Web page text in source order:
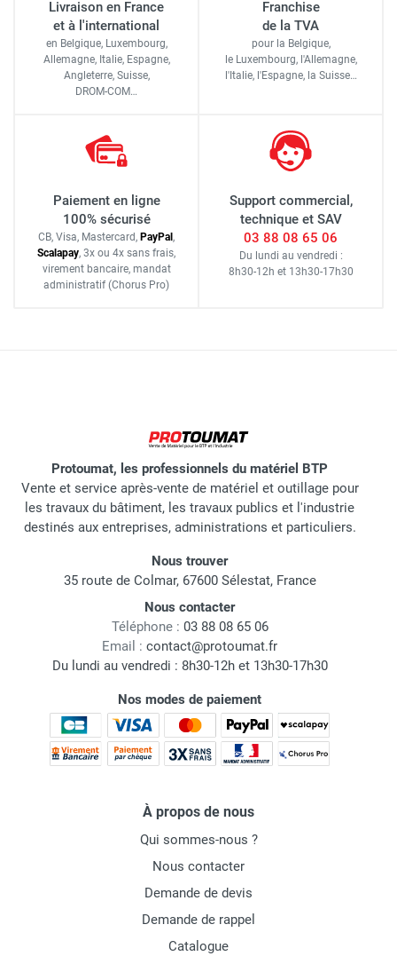
Livraison en France
et à l'international
en Belgique, Luxembourg,
Allemagne, Italie, Espagne,
Angleterre, Suisse,
DROM-COM…
Franchise
de la TVA
pour la Belgique,
le Luxembourg, l'Allemagne,
l'Italie, l'Espagne, la Suisse…
Paiement en ligne
100% sécurisé
CB, Visa, Mastercard, PayPal ,
Scalapay, 3x ou 4x sans frais,
virement bancaire, mandat
administratif (Chorus Pro)
Support commercial,
technique et SAV
03 88 08 65 06
Du lundi au vendredi :
8h30-12h et 13h30-17h30
Protoumat, les professionnels du matériel BTP
Vente et service après-vente de matériel et outillage pour
les travaux du bâtiment, les travaux publics et l'industrie
destinés aux entreprises, administrations et particuliers.
Nous trouver
35 route de Colmar, 67600 Sélestat, France
Nous contacter
Téléphone : 03 88 08 65 06
Email : contact@protoumat.fr
Du lundi au vendredi : 8h30-12h et 13h30-17h30
Nos modes de paiement
À propos de nous
Qui sommes-nous ?
Nous contacter
Demande de devis
Demande de rappel
Catalogue